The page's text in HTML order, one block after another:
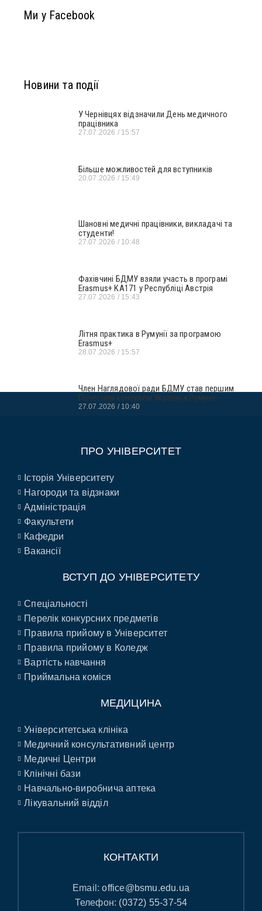
Ми у Facebook
Новини та події
У Чернівцях відзначили День медичного
працівника
27.07.2026 15:57
Більше можливостей для вступників
20.07.2026 15:49
Шановні медичні працівники, викладачі та
студенти!
27.07.2026 10:48
Фахівчині БДМУ взяли участь в програмі
Erasmus+ KA171 у Республіці Австрія
27.07.2026 15:43
Літня практика в Румунії за програмою
Erasmus+
28.07.2026 15:57
Член Наглядової ради БДМУ став першим
Почесним консулом України в Румунії
27.07.2026 10:40
ПРО УНІВЕРСИТЕТ
Історія Університету
Нагороди та відзнаки
Адміністрація
Факультети
Кафедри
Вакансії
ВСТУП ДО УНІВЕРСИТЕТУ
Спеціальності
Перелік конкурсних предметів
Правила прийому в Університет
Правила прийому в Коледж
Вартість навчання
Приймальна коміся
МЕДИЦИНА
Університетська клініка
Медичний консультативний центр
Медичні Центри
Клінічні бази
Навчально-виробнича аптека
Лікувальний відділ
КОНТАКТИ
Email:office@bsmu.edu.ua
Телефон: (0372) 55-37-54